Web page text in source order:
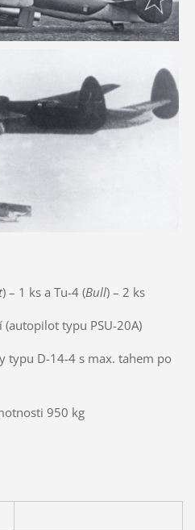
) – 1 ks a Tu-4 (Bull) – 2 ks
typu PSU-20A)
D-14-4 s max. tahem po
950 kg